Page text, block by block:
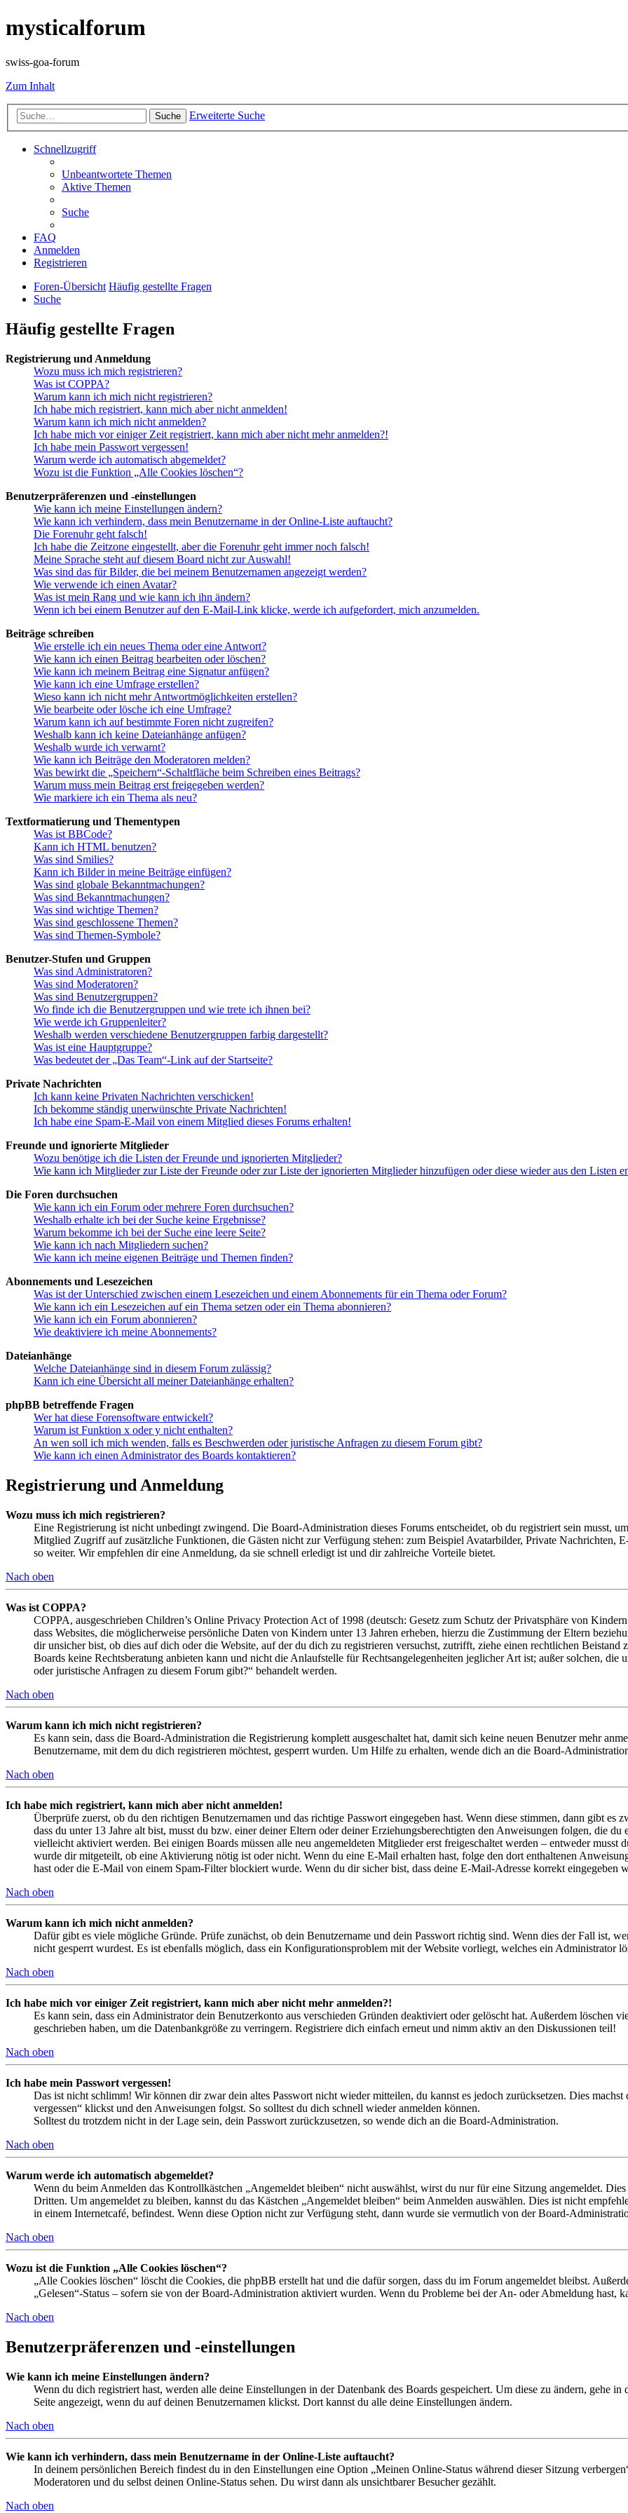
mysticalforum
swiss-goa-forum
Zum Inhalt
Suche Erweiterte Suche
Schnellzugriff
Unbeantwortete Themen
Aktive Themen
Suche
FAQ
Anmelden
Registrieren
Foren-Übersicht Häufig gestellte Fragen
Suche
Häufig gestellte Fragen
Registrierung und Anmeldung
Wozu muss ich mich registrieren?
Was ist COPPA?
Warum kann ich mich nicht registrieren?
Ich habe mich registriert, kann mich aber nicht anmelden!
Warum kann ich mich nicht anmelden?
Ich habe mich vor einiger Zeit registriert, kann mich aber nicht mehr anmelden?!
Ich habe mein Passwort vergessen!
Warum werde ich automatisch abgemeldet?
Wozu ist die Funktion „Alle Cookies löschen“?
Benutzerpräferenzen und -einstellungen
Wie kann ich meine Einstellungen ändern?
Wie kann ich verhindern, dass mein Benutzername in der Online-Liste auftaucht?
Die Forenuhr geht falsch!
Ich habe die Zeitzone eingestellt, aber die Forenuhr geht immer noch falsch!
Meine Sprache steht auf diesem Board nicht zur Auswahl!
Was sind das für Bilder, die bei meinem Benutzernamen angezeigt werden?
Wie verwende ich einen Avatar?
Was ist mein Rang und wie kann ich ihn ändern?
Wenn ich bei einem Benutzer auf den E-Mail-Link klicke, werde ich aufgefordert, mich anzumelden.
Beiträge schreiben
Wie erstelle ich ein neues Thema oder eine Antwort?
Wie kann ich einen Beitrag bearbeiten oder löschen?
Wie kann ich meinem Beitrag eine Signatur anfügen?
Wie kann ich eine Umfrage erstellen?
Wieso kann ich nicht mehr Antwortmöglichkeiten erstellen?
Wie bearbeite oder lösche ich eine Umfrage?
Warum kann ich auf bestimmte Foren nicht zugreifen?
Weshalb kann ich keine Dateianhänge anfügen?
Weshalb wurde ich verwarnt?
Wie kann ich Beiträge den Moderatoren melden?
Was bewirkt die „Speichern“-Schaltfläche beim Schreiben eines Beitrags?
Warum muss mein Beitrag erst freigegeben werden?
Wie markiere ich ein Thema als neu?
Textformatierung und Thementypen
Was ist BBCode?
Kann ich HTML benutzen?
Was sind Smilies?
Kann ich Bilder in meine Beiträge einfügen?
Was sind globale Bekanntmachungen?
Was sind Bekanntmachungen?
Was sind wichtige Themen?
Was sind geschlossene Themen?
Was sind Themen-Symbole?
Benutzer-Stufen und Gruppen
Was sind Administratoren?
Was sind Moderatoren?
Was sind Benutzergruppen?
Wo finde ich die Benutzergruppen und wie trete ich ihnen bei?
Wie werde ich Gruppenleiter?
Weshalb werden verschiedene Benutzergruppen farbig dargestellt?
Was ist eine Hauptgruppe?
Was bedeutet der „Das Team“-Link auf der Startseite?
Private Nachrichten
Ich kann keine Privaten Nachrichten verschicken!
Ich bekomme ständig unerwünschte Private Nachrichten!
Ich habe eine Spam-E-Mail von einem Mitglied dieses Forums erhalten!
Freunde und ignorierte Mitglieder
Wozu benötige ich die Listen der Freunde und ignorierten Mitglieder?
Wie kann ich Mitglieder zur Liste der Freunde oder zur Liste der ignorierten Mitglieder hinzufügen oder diese wieder aus den Listen
Die Foren durchsuchen
Wie kann ich ein Forum oder mehrere Foren durchsuchen?
Weshalb erhalte ich bei der Suche keine Ergebnisse?
Warum bekomme ich bei der Suche eine leere Seite?
Wie kann ich nach Mitgliedern suchen?
Wie kann ich meine eigenen Beiträge und Themen finden?
Abonnements und Lesezeichen
Was ist der Unterschied zwischen einem Lesezeichen und einem Abonnements für ein Thema oder Forum?
Wie kann ich ein Lesezeichen auf ein Thema setzen oder ein Thema abonnieren?
Wie kann ich ein Forum abonnieren?
Wie deaktiviere ich meine Abonnements?
Dateianhänge
Welche Dateianhänge sind in diesem Forum zulässig?
Kann ich eine Übersicht all meiner Dateianhänge erhalten?
phpBB betreffende Fragen
Wer hat diese Forensoftware entwickelt?
Warum ist Funktion x oder y nicht enthalten?
An wen soll ich mich wenden, falls es Beschwerden oder juristische Anfragen zu diesem Forum gibt?
Wie kann ich einen Administrator des Boards kontaktieren?
Registrierung und Anmeldung
Wozu muss ich mich registrieren?
Eine Registrierung ist nicht unbedingt zwingend. Die Board-Administration dieses Forums entscheidet, ob du registriert sein musst,
Mitglied Zugriff auf zusätzliche Funktionen, die Gästen nicht zur Verfügung stehen: zum Beispiel Avatarbilder, Private Nachrichten,
so weiter. Wir empfehlen dir eine Anmeldung, da sie schnell erledigt ist und dir zahlreiche Vorteile bietet.
Nach oben
Was ist COPPA?
COPPA, ausgeschrieben Children’s Online Privacy Protection Act of 1998 (deutsch: Gesetz zum Schutz der Privatsphäre von
dass Websites, die möglicherweise persönliche Daten von Kindern unter 13 Jahren erheben, hierzu die Zustimmung der Eltern
dir unsicher bist, ob dies auf dich oder die Website, auf der du dich zu registrieren versuchst, zutrifft, ziehe einen rechtlichen
Boards keine Rechtsberatung anbieten kann und nicht die Anlaufstelle für Rechtsangelegenheiten jeglicher Art ist; außer solchen,
oder juristische Anfragen zu diesem Forum gibt?“ behandelt werden.
Nach oben
Warum kann ich mich nicht registrieren?
Es kann sein, dass die Board-Administration die Registrierung komplett ausgeschaltet hat, damit sich keine neuen Benutzer mehr
Benutzername, mit dem du dich registrieren möchtest, gesperrt wurden. Um Hilfe zu erhalten, wende dich an die Board-
Nach oben
Ich habe mich registriert, kann mich aber nicht anmelden!
Überprüfe zuerst, ob du den richtigen Benutzernamen und das richtige Passwort eingegeben hast. Wenn diese stimmen, dann gibt es
dass du unter 13 Jahre alt bist, musst du bzw. einer deiner Eltern oder deiner Erziehungsberechtigten den Anweisungen folgen, die
vielleicht aktiviert werden. Bei einigen Boards müssen alle neu angemeldeten Mitglieder erst freigeschaltet werden – entweder musst
wurde dir mitgeteilt, ob eine Aktivierung nötig ist oder nicht. Wenn du eine E-Mail erhalten hast, folge den dort enthaltenen
hast oder die E-Mail von einem Spam-Filter blockiert wurde. Wenn du dir sicher bist, dass deine E-Mail-Adresse korrekt eingegeben
Nach oben
Warum kann ich mich nicht anmelden?
Dafür gibt es viele mögliche Gründe. Prüfe zunächst, ob dein Benutzername und dein Passwort richtig sind. Wenn dies der Fall ist,
nicht gesperrt wurdest. Es ist ebenfalls möglich, dass ein Konfigurationsproblem mit der Website vorliegt, welches ein Administrator
Nach oben
Ich habe mich vor einiger Zeit registriert, kann mich aber nicht mehr anmelden?!
Es kann sein, dass ein Administrator dein Benutzerkonto aus verschieden Gründen deaktiviert oder gelöscht hat. Außerdem löschen
geschrieben haben, um die Datenbankgröße zu verringern. Registriere dich einfach erneut und nimm aktiv an den Diskussionen teil!
Nach oben
Ich habe mein Passwort vergessen!
Das ist nicht schlimm! Wir können dir zwar dein altes Passwort nicht wieder mitteilen, du kannst es jedoch zurücksetzen. Dies
vergessen“ klickst und den Anweisungen folgst. So solltest du dich schnell wieder anmelden können.
Solltest du trotzdem nicht in der Lage sein, dein Passwort zurückzusetzen, so wende dich an die Board-Administration.
Nach oben
Warum werde ich automatisch abgemeldet?
Wenn du beim Anmelden das Kontrollkästchen „Angemeldet bleiben“ nicht auswählst, wirst du nur für eine Sitzung angemeldet.
Dritten. Um angemeldet zu bleiben, kannst du das Kästchen „Angemeldet bleiben“ beim Anmelden auswählen. Dies ist nicht
in einem Internetcafé, befindest. Wenn diese Option nicht zur Verfügung steht, dann wurde sie vermutlich von der Board-
Nach oben
Wozu ist die Funktion „Alle Cookies löschen“?
„Alle Cookies löschen“ löscht die Cookies, die phpBB erstellt hat und die dafür sorgen, dass du im Forum angemeldet bleibst.
„Gelesen“-Status – sofern sie von der Board-Administration aktiviert wurden. Wenn du Probleme bei der An- oder Abmeldung hast,
Nach oben
Benutzerpräferenzen und -einstellungen
Wie kann ich meine Einstellungen ändern?
Wenn du dich registriert hast, werden alle deine Einstellungen in der Datenbank des Boards gespeichert. Um diese zu ändern, gehe
Seite angezeigt, wenn du auf deinen Benutzernamen klickst. Dort kannst du alle deine Einstellungen ändern.
Nach oben
Wie kann ich verhindern, dass mein Benutzername in der Online-Liste auftaucht?
In deinem persönlichen Bereich findest du in den Einstellungen eine Option „Meinen Online-Status während dieser Sitzung
Moderatoren und du selbst deinen Online-Status sehen. Du wirst dann als unsichtbarer Besucher gezählt.
Nach oben